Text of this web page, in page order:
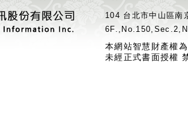
104 台北市中山區
本網站智慧財產權
未經正式書面授權